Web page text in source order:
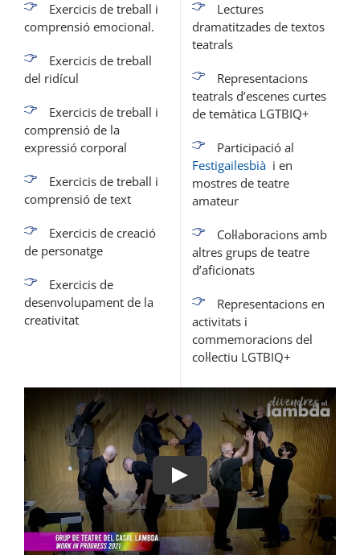
Exercicis de treball i
comprensió emocional.
Exercicis de treball
del ridícul
Exercicis de treball i
comprensió de la
expressió corporal
Exercicis de treball i
comprensió de text
Exercicis de creació
de personatge
Exercicis de
desenvolupament de la
creativitat
Lectures
dramatitzades de textos
teatrals
Representacions
teatrals d’escenes curtes
de temàtica LGTBIQ+
Participació al
Festigailesbià i en
mostres de teatre
amateur
Col·laboracions amb
altres grups de teatre
d’aficionats
Representacions en
activitats i
commemoracions del
col·lectiu LGTBIQ+